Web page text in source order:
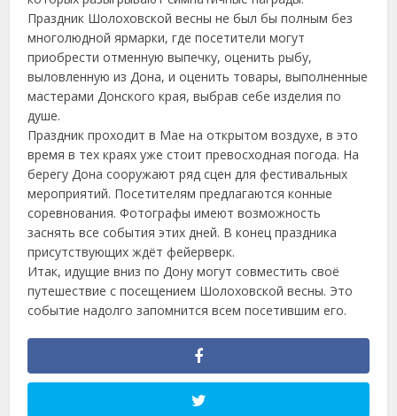
Праздник Шолоховской весны не был бы полным без
многолюдной ярмарки, где посетители могут
приобрести отменную выпечку, оценить рыбу,
выловленную из Дона, и оценить товары, выполненные
мастерами Донского края, выбрав себе изделия по
душе.
Праздник проходит в Мае на открытом воздухе, в это
время в тех краях уже стоит превосходная погода. На
берегу Дона сооружают ряд сцен для фестивальных
мероприятий. Посетителям предлагаются конные
соревнования. Фотографы имеют возможность
заснять все события этих дней. В конец праздника
присутствующих ждёт фейерверк.
Итак, идущие вниз по Дону могут совместить своё
путешествие с посещением Шолоховской весны. Это
событие надолго запомнится всем посетившим его.